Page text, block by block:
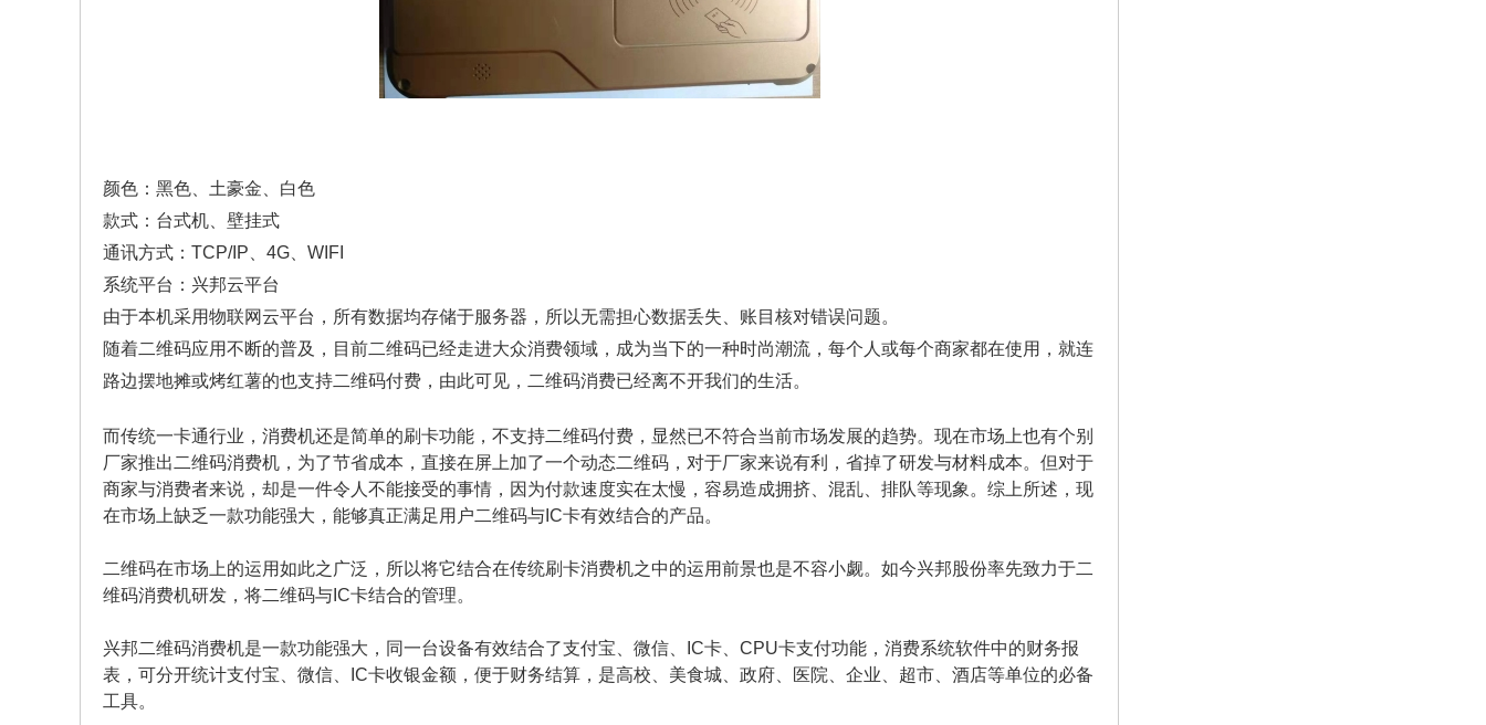
颜色：黑色、土豪金、白色
款式：台式机、壁挂式
通讯方式：TCP/IP、4G、WIFI
系统平台：兴邦云平台
由于本机采用物联网云平台，所有数据均存储于服务器，所以无需担心数据丢失、账目核对错误问题。
随着二维码应用不断的普及，目前二维码已经走进大众消费领域，成为当下的一种时尚潮流，每个人或每个商家都在使用，就连
路边摆地摊或烤红薯的也支持二维码付费，由此可见，二维码消费已经离不开我们的生活。
而传统一卡通行业，消费机还是简单的刷卡功能，不支持二维码付费，显然已不符合当前市场发展的趋势。现在市场上也有个别
厂家推出二维码消费机，为了节省成本，直接在屏上加了一个动态二维码，对于厂家来说有利，省掉了研发与材料成本。但对于
商家与消费者来说，却是一件令人不能接受的事情，因为付款速度实在太慢，容易造成拥挤、混乱、排队等现象。综上所述，现
在市场上缺乏一款功能强大，能够真正满足用户二维码与IC卡有效结合的产品。
二维码在市场上的运用如此之广泛，所以将它结合在传统刷卡消费机之中的运用前景也是不容小觑。如今兴邦股份率先致力于二
维码消费机研发，将二维码与IC卡结合的管理。
兴邦二维码消费机是一款功能强大，同一台设备有效结合了支付宝、微信、IC卡、CPU卡支付功能，消费系统软件中的财务报
表，可分开统计支付宝、微信、IC卡收银金额，便于财务结算，是高校、美食城、政府、医院、企业、超市、酒店等单位的必备
工具。